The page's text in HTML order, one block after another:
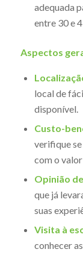
adequada
entre 30 e
Aspectos
local de
disponível.
Custo-
verifique
com o
Opinião
que já
suas
Visita à
conhecer